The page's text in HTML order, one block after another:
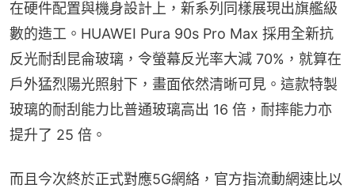
在硬件配置與機身設計上，新系列同樣展現出旗艦級
數的造工。HUAWEI Pura 90s Pro Max 採用全新抗
反光耐刮昆侖玻璃，令螢幕反光率大減 70%，就算在
戶外猛烈陽光照射下，畫面依然清晰可見。這款特製
玻璃的耐刮能力比普通玻璃高出 16 倍，耐摔能力亦
提升了 25 倍。
而且今次終於正式對應5G網絡，官方指流動網速比以